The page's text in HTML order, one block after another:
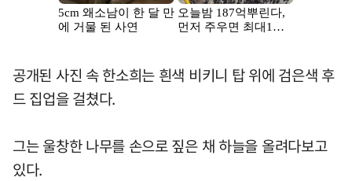
공개된 사진 속 한소희는 흰색 비키니 탑 위에 검은색 후
드 집업을 걸쳤다.
그는 울창한 나무를 손으로 짚은 채 하늘을 올려다보고
있다.